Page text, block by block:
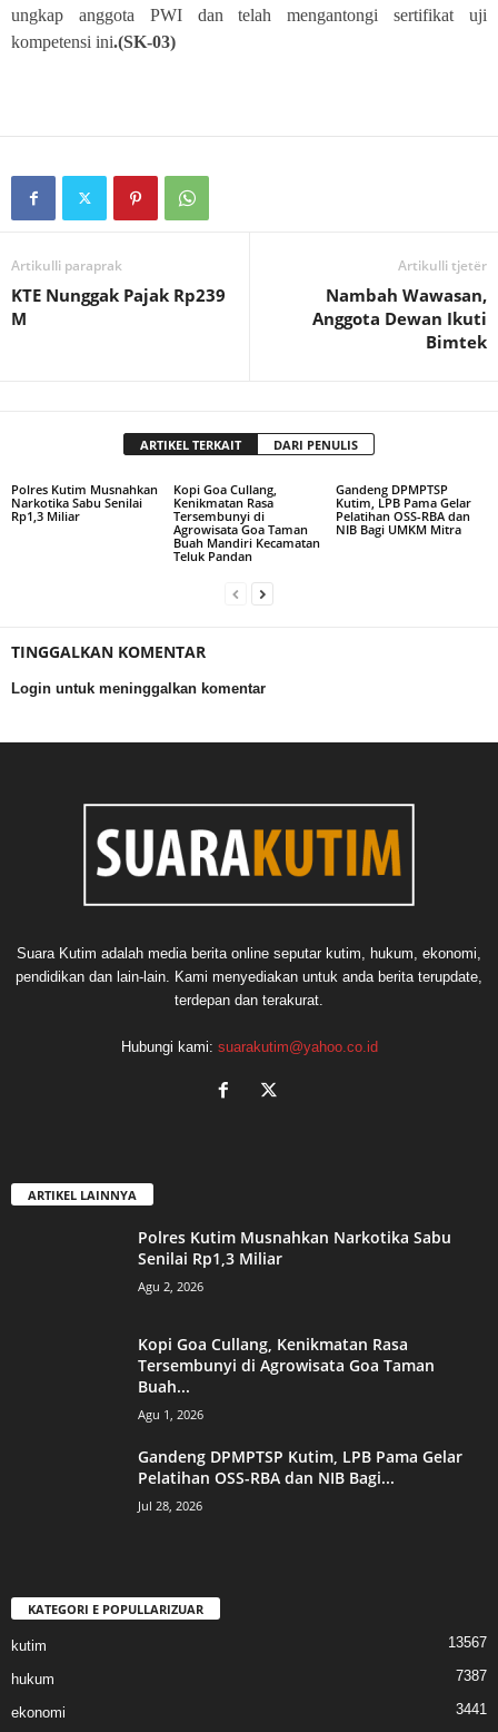
ungkap anggota PWI dan telah mengantongi sertifikat uji
kompetensi ini.(SK-03)
Artikulli paraprak
KTE Nunggak Pajak Rp239
M
Artikulli tjetër
Nambah Wawasan,
Anggota Dewan Ikuti
Bimtek
ARTIKEL TERKAIT DARI PENULIS
Polres Kutim Musnahkan
Narkotika Sabu Senilai
Rp1,3 Miliar
Kopi Goa Cullang,
Kenikmatan Rasa
Tersembunyi di
Agrowisata Goa Taman
Buah Mandiri Kecamatan
Teluk Pandan
Gandeng DPMPTSP
Kutim, LPB Pama Gelar
Pelatihan OSS-RBA dan
NIB Bagi UMKM Mitra
TINGGALKAN KOMENTAR
Login untuk meninggalkan komentar
Suara Kutim adalah media berita online seputar kutim, hukum, ekonomi,
pendidikan dan lain-lain. Kami menyediakan untuk anda berita terupdate,
terdepan dan terakurat.
Hubungi kami: suarakutim@yahoo.co.id
ARTIKEL LAINNYA
Polres Kutim Musnahkan Narkotika Sabu
Senilai Rp1,3 Miliar
Agu 2, 2026
Kopi Goa Cullang, Kenikmatan Rasa
Tersembunyi di Agrowisata Goa Taman
Buah...
Agu 1, 2026
Gandeng DPMPTSP Kutim, LPB Pama Gelar
Pelatihan OSS-RBA dan NIB Bagi...
Jul 28, 2026
KATEGORI E POPULLARIZUAR
kutim 13567
hukum 7387
ekonomi 3441